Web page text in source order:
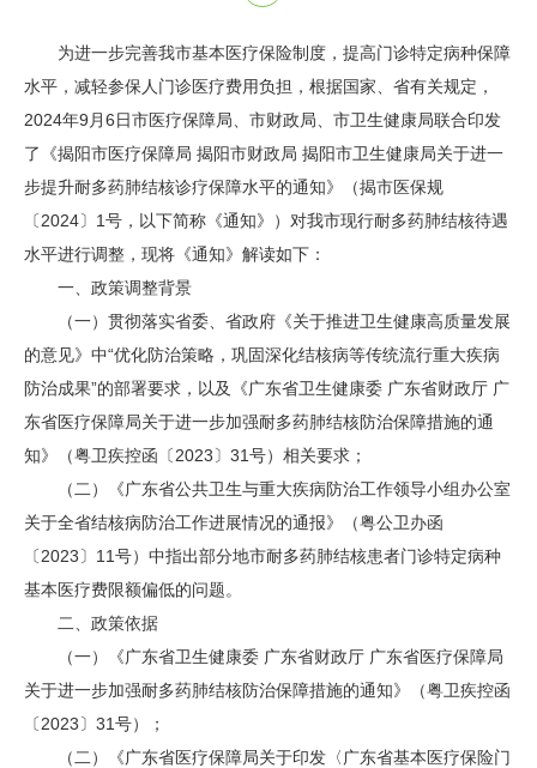
为进一步完善我市基本医疗保险制度，提高门诊特定病种保障
水平，减轻参保人门诊医疗费用负担，根据国家、省有关规定，
2024年9月6日市医疗保障局、市财政局、市卫生健康局联合印发
了《揭阳市医疗保障局 揭阳市财政局 揭阳市卫生健康局关于进一
步提升耐多药肺结核诊疗保障水平的通知》（揭市医保规
〔2024〕1号，以下简称《通知》）对我市现行耐多药肺结核待遇
水平进行调整，现将《通知》解读如下：
一、政策调整背景
（一）贯彻落实省委、省政府《关于推进卫生健康高质量发展
的意见》中“优化防治策略，巩固深化结核病等传统流行重大疾病
防治成果”的部署要求，以及《广东省卫生健康委 广东省财政厅 广
东省医疗保障局关于进一步加强耐多药肺结核防治保障措施的通
知》（粤卫疾控函〔2023〕31号）相关要求；
（二）《广东省公共卫生与重大疾病防治工作领导小组办公室
关于全省结核病防治工作进展情况的通报》（粤公卫办函
〔2023〕11号）中指出部分地市耐多药肺结核患者门诊特定病种
基本医疗费限额偏低的问题。
二、政策依据
（一）《广东省卫生健康委 广东省财政厅 广东省医疗保障局
关于进一步加强耐多药肺结核防治保障措施的通知》（粤卫疾控函
〔2023〕31号）；
（二）《广东省医疗保障局关于印发〈广东省基本医疗保险门